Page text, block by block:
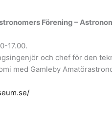
Förening –
17.00.
och chef för den
med Gamleby